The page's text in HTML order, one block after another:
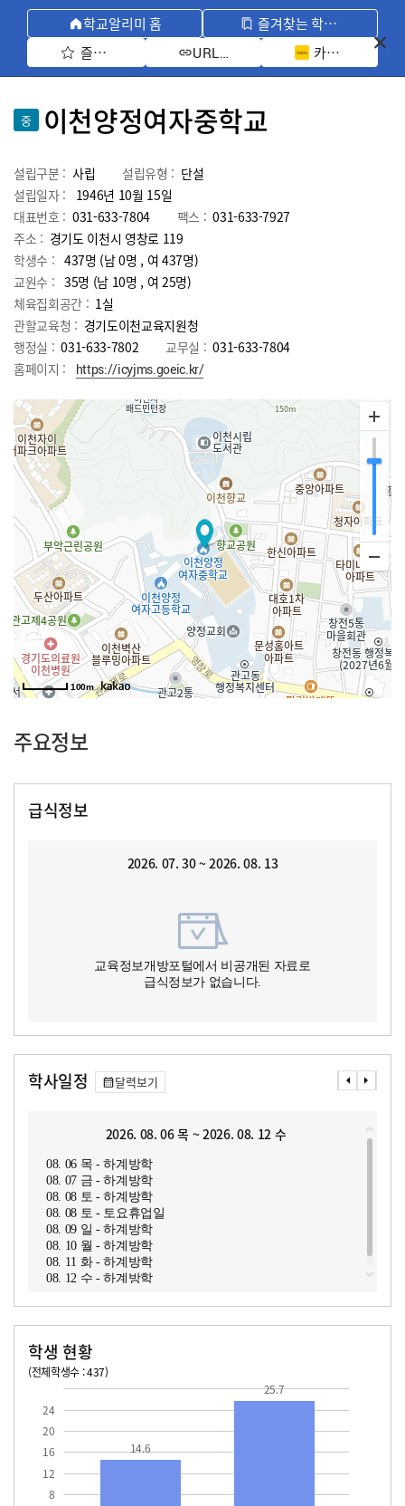
학교알리미 홈
즐겨찾는 학교 모아보기
즐겨찾기 선택
URL 복사 카카오톡 공유
중 이천양정여자중학교
설립구분 : 사립 설립유형 : 단설
설립일자 :
1946년 10월 15일
대표번호 : 031-633-7804 팩스 : 031-633-7927
주소 : 경기도 이천시 영창로 119
학생수 : 437명 (남 0명 , 여 437명)
교원수 : 35명 (남 10명 , 여 25명)
체육집회공간 : 1실
관할교육청 : 경기도이천교육지원청
행정실 : 031-633-7802 교무실 : 031-633-7804
홈페이지 :
https://icyjms.goeic.kr/
100m
주요정보
급식정보
2026. 07. 30 ~ 2026. 08. 13
교육정보개방포털에서 비공개된 자료로
급식정보가 없습니다.
학사일정 달력보기
2026. 08. 06 목 ~ 2026. 08. 12 수
08. 06 목 - 하계방학
08. 07 금 - 하계방학
08. 08 토 - 하계방학
08. 08 토 - 토요휴업일
08. 09 일 - 하계방학
08. 10 월 - 하계방학
08. 11 화 - 하계방학
08. 12 수 - 하계방학
학생 현황
(전체학생수 : 437)
8
12
16
20
24
14.6
25.7